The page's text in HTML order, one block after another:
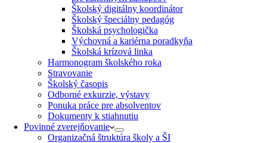
Školský digitálny koordinátor
Školský špeciálny pedagóg
Školská psychologička
Výchovná a kariérna poradkyňa
Školská krízová linka
Harmonogram školského roka
Stravovanie
Školský časopis
Odborné exkurzie, výstavy
Ponuka práce pre absolventov
Dokumenty k stiahnutiu
Povinné zverejňovanie
Organizačná štruktúra školy a ŠI